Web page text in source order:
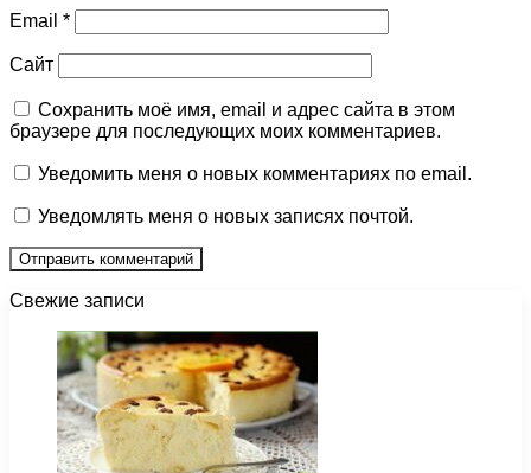
Email *
Сайт
Сохранить моё имя, email и адрес сайта в этом
браузере для последующих моих комментариев.
Уведомить меня о новых комментариях по email.
Уведомлять меня о новых записях почтой.
Свежие записи